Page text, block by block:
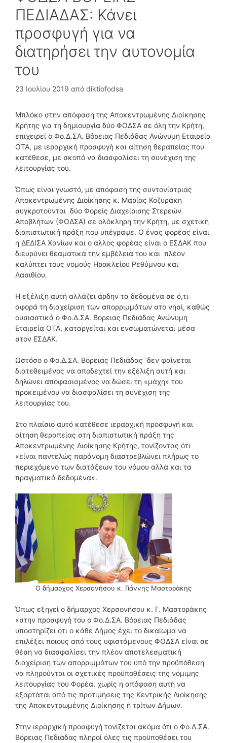
ΠΕΔΙΑΔΑΣ: Κάνει
προσφυγή για να
διατηρήσει την αυτονομία
του
23 Ιουλίου 2019 από diktiofodsa
Μπλόκο στην απόφαση της Αποκεντρωμένης Διοίκησης
Κρήτης για τη δημιουργία δύο ΦΟΔΣΑ σε όλη την Κρήτη,
επιχειρεί ο Φο.Δ.ΣΑ. Βόρειας Πεδιάδας Ανώνυμη Εταιρεία
ΟΤΑ, με ιεραρχική προσφυγή και αίτηση θεραπείας που
κατέθεσε, με σκοπό να διασφαλίσει τη συνέχιση της
λειτουργίας του.
Όπως είναι γνωστό, με απόφαση της συντονίστριας
Αποκεντρωμένης Διοίκησης κ. Μαρίας Κοζυράκη
συγκροτούνται δύο Φορείς Διαχείρισης Στερεών
Αποβλήτων (ΦΟΔΣΑ) σε ολόκληρη την Κρήτη, με σχετική
διαπιστωτική πράξη που υπέγραψε. Ο ένας φορέας είναι
η ΔΕΔΙΣΑ Χανίων και ο άλλος φορέας είναι ο ΕΣΔΑΚ που
διευρύνει θεαματικά την εμβέλειά του και πλέον
καλύπτει τους νομούς Ηρακλείου Ρεθύμνου και
Λασιθίου.
Η εξέλιξη αυτή αλλάζει άρδην τα δεδομένα σε ό,τι
αφορά τη διαχείριση των απορριμμάτων στο νησί, καθώς
ουσιαστικά ο Φο.Δ.ΣΑ. Βόρειας Πεδιάδας Ανώνυμη
Εταιρεία ΟΤΑ, καταργείται και ενσωματώνεται μέσα
στον ΕΣΔΑΚ.
Ωστόσο ο Φο.Δ.ΣΑ. Βόρειας Πεδιάδας δεν φαίνεται
διατεθειμένος να αποδεχτεί την εξέλιξη αυτή και
δηλώνει αποφασισμένος να δώσει τη «μάχη» του
προκειμένου να διασφαλίσει τη συνέχιση της
λειτουργίας του.
Στο πλαίσιο αυτό κατέθεσε ιεραρχική προσφυγή και
αίτηση θεραπείας στη διαπιστωτική πράξη της
Αποκεντρωμένης Διοίκησης Κρήτης, τονίζοντας ότι
«είναι παντελώς παράνομη διαστρεβλώνει πλήρως το
περιεχόμενο των διατάξεων του νόμου αλλά και τα
πραγματικά δεδομένα».
Ο δήμαρχος Χερσονήσου κ. Γιάννης Μαστοράκης
Όπως εξηγεί ο δήμαρχος Χερσονήσου κ. Γ. Μαστοράκης
«στην προσφυγή του ο Φο.Δ.ΣΑ. Βόρειας Πεδιάδας
υποστηρίζει ότι ο κάθε Δήμος έχει το δικαίωμα να
επιλέξει ποιους από τους υφιστάμενους ΦΟΔΣΑ είναι σε
θέση να διασφαλίσει την πλέον αποτελεσματική
διαχείριση των απορριμμάτων του υπό την προϋπόθεση
να πληρούνται οι σχετικές προϋποθέσεις της νόμιμης
λειτουργίας του Φορέα, χωρίς η απόφαση αυτή να
εξαρτάται από τις προτιμήσεις της Κεντρικής Διοίκησης
της Αποκεντρωμένης Διοίκησης ή τρίτων Δήμων.
Στην ιεραρχική προσφυγή τονίζεται ακόμα ότι ο Φο.Δ.ΣΑ.
Βόρειας Πεδιάδας πληροί όλες τις προϋποθέσει του